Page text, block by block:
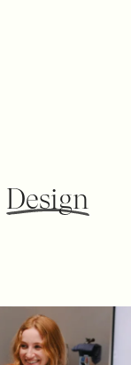
Design